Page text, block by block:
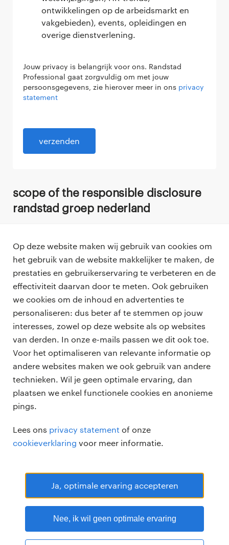
Op deze website maken wij gebruik van cookies om
het gebruik van de website makkelijker te maken, de
prestaties en gebruikerservaring te verbeteren en de
effectiviteit daarvan door te meten. Ook gebruiken
we cookies om de inhoud en advertenties te
personaliseren: dus beter af te stemmen op jouw
interesses, zowel op deze website als op websites
van derden. In onze e-mails passen we dit ook toe.
Voor het optimaliseren van relevante informatie op
andere websites maken we ook gebruik van andere
technieken. Wil je geen optimale ervaring, dan
plaatsen we enkel functionele cookies en anonieme
pings.
Lees ons privacy statement of onze
cookieverklaring voor meer informatie.
Ja, optimale ervaring accepteren
Nee, ik wil geen optimale ervaring
ontwikkelingen op de arbeidsmarkt en
vakgebieden), events, opleidingen en
overige dienstverlening.
Jouw privacy is belangrijk voor ons. Randstad
Professional gaat zorgvuldig om met jouw
persoonsgegevens, zie hierover meer in ons privacy
statement
verzenden
scope of the responsible disclosure
randstad groep nederland
Only the following website are part of this
RD (sub-domains are not included):
Randstad.nl
Randstadprofessional.nl
BMC.nl
Tempoteam.nl
professionals
vacatures
zzp-opdrachten
careers for expats
voor opdrachtgevers
vacature plaatsen
over ons
werken bij Randstad
onze kantoren
RANDSTAD PROFESSIONAL is een geregistreerd handelsmerk van
Randstad N.V.